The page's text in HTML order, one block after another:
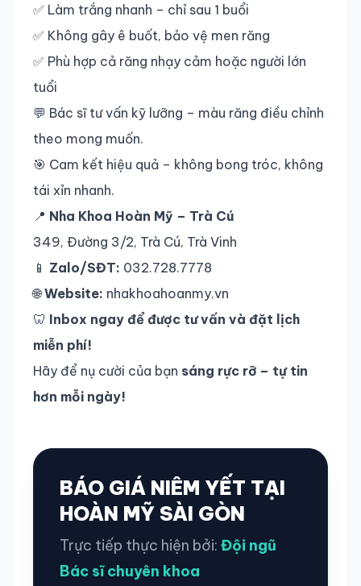
✅ Làm trắng nhanh – chỉ sau 1 buổi
✅ Không gây ê buốt, bảo vệ men răng
✅ Phù hợp cả răng nhạy cảm hoặc người lớn
tuổi
💬 Bác sĩ tư vấn kỹ lưỡng – màu răng điều chỉnh
theo mong muốn.
🎯 Cam kết hiệu quả – không bong tróc, không
tái xỉn nhanh.
📍 Nha Khoa Hoàn Mỹ – Trà Cú
349, Đường 3/2, Trà Cú, Trà Vinh
📱 Zalo/SĐT: 032.728.7778
🌐Website: nhakhoahoanmy.vn
🦷 Inbox ngay để được tư vấn và đặt lịch
miễn phí!
Hãy để nụ cười của bạn sáng rực rỡ – tự tin
hơn mỗi ngày!
BÁO GIÁ NIÊM YẾT TẠI
HOÀN MỸ SÀI GÒN
Trực tiếp thực hiện bởi: Đội ngũ
Bác sĩ chuyên khoa